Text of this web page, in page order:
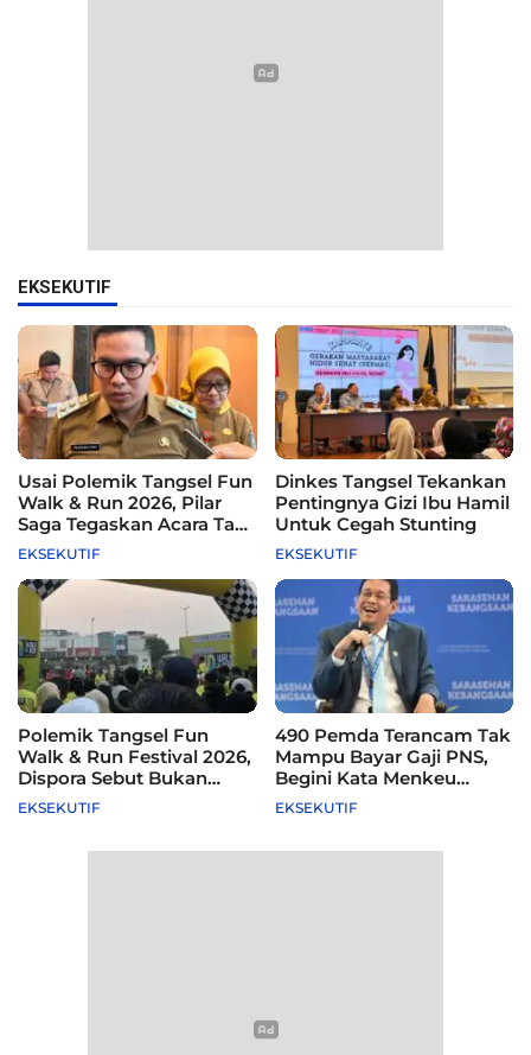
EKSEKUTIF
Usai Polemik Tangsel Fun
Walk & Run 2026, Pilar
Saga Tegaskan Acara Tak
Difasilitasi Pemkot
EKSEKUTIF
Dinkes Tangsel Tekankan
Pentingnya Gizi Ibu Hamil
Untuk Cegah Stunting
EKSEKUTIF
Polemik Tangsel Fun
Walk & Run Festival 2026,
Dispora Sebut Bukan
Agenda Pemkot
EKSEKUTIF
490 Pemda Terancam Tak
Mampu Bayar Gaji PNS,
Begini Kata Menkeu
Purbaya
EKSEKUTIF